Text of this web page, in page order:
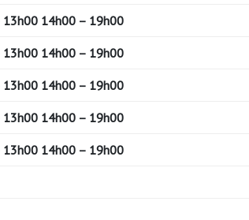
13h00 14h00 – 19h00
13h00 14h00 – 19h00
13h00 14h00 – 19h00
13h00 14h00 – 19h00
13h00 14h00 – 19h00